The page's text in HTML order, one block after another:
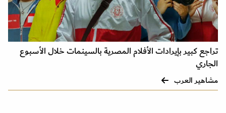
تراجع كبير بإيرادات الأفلام المصرية بالسينمات خلال الأسبوع
الجاري
مشاهير العرب